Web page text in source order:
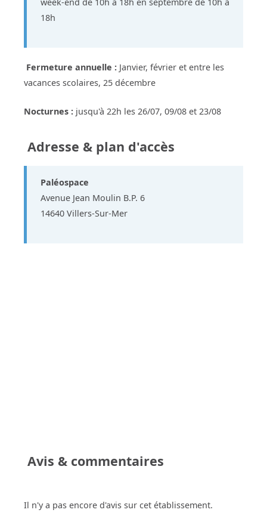
18h
Fermeture annuelle : Janvier, février et entre les
vacances scolaires, 25 décembre
Nocturnes : jusqu'à 22h les 26/07, 09/08 et 23/08
Adresse & plan d'accès
Paléospace
Avenue Jean Moulin B.P. 6
14640 Villers-Sur-Mer
Avis & commentaires
Il n'y a pas encore d'avis sur cet établissement.